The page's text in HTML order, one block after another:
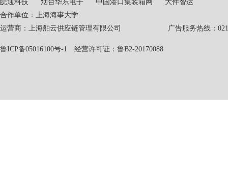
皖通科技 烟台华东电子 中国港口集装箱网
大件智运
合作单位：上海海事大学
运营商：上海舶云供应链管理有限公司 广告服务热线：021-
鲁ICP备05016100号-1 经营许可证：鲁B2-20170088